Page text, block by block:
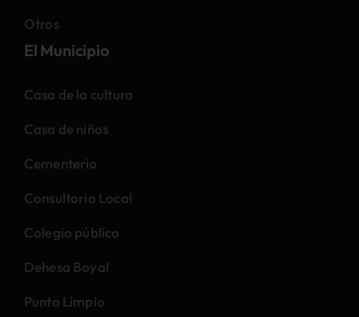
Otros
El Municipio
Casa de la cultura
Casa de niños
Cementerio
Consultorio Local
Colegio público
Dehesa Boyal
Punto Limpio